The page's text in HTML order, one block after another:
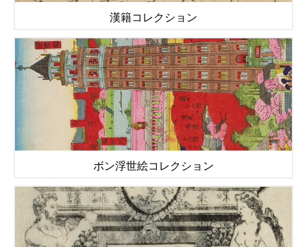
漢籍コレクション
ボン浮世絵コレクション